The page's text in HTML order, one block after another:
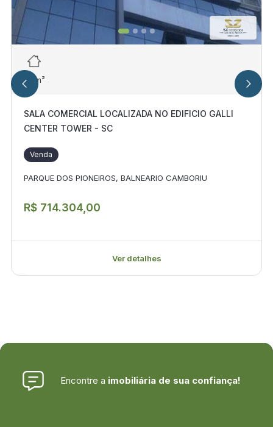
43 m²
SALA COMERCIAL LOCALIZADA NO EDIFICIO GALLI
CENTER TOWER - SC
Venda
PARQUE DOS PIONEIROS, BALNEARIO CAMBORIU
R$ 714.304,00
Ver detalhes
Encontre a imobiliária de sua confiança!